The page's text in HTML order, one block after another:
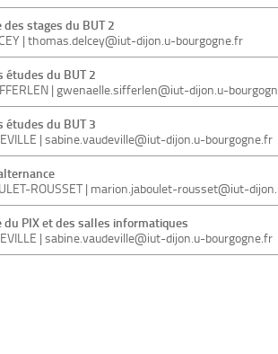
stages du BUT 2
| thomas.delcey@iut-dijon.u-bourgogne.fr
études du BUT 2
| gwenaelle.sifferlen@iut-dijon.u-
études du BUT 3
| sabine.vaudeville@iut-dijon.u-bourgogne.fr
ROUSSET | marion.jaboulet-rousset@iut-
du PIX et des salles informatiques
| sabine.vaudeville@iut-dijon.u-bourgogne.fr